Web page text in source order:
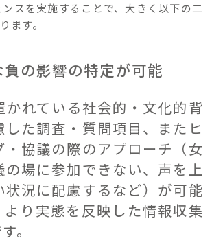
スを実施することで、大きく以下の二
ます。
の影響の特定が可能
かれている社会的・文化的背
した調査・質問項目、またヒ
・協議の際のアプローチ（女
の場に参加できない、声を上
状況に配慮するなど）が可能
より実態を反映した情報収集
。